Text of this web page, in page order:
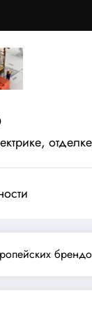
отделке